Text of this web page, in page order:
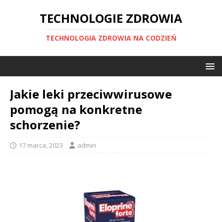
TECHNOLOGIE ZDROWIA
TECHNOLOGIA ZDROWIA NA CODZIEŃ
Jakie leki przeciwwirusowe
pomogą na konkretne
schorzenie?
17 marca, 2023 admin